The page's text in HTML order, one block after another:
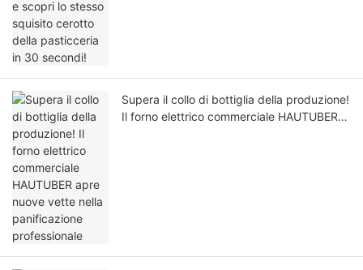
Supera il collo di bottiglia della produzione!
Il forno elettrico commerciale HAUTUBER